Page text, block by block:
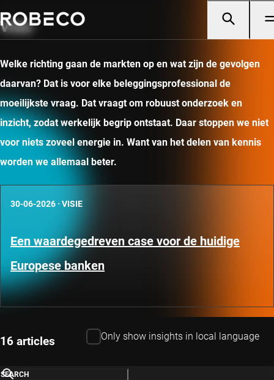
Visie
Welke richting gaan de markten op en wat zijn de gevolgen
daarvan? Dat is voor elke beleggingsprofessional de
moeilijkste vraag. Dat vraagt om robuust onderzoek en
inzicht, zodat werkelijk begrip ontstaat. Daar stoppen we niet
voor niets zoveel energie in. Want van het delen van kennis
worden we allemaal beter.
30-06-2026 · VISIE
Een waardegedreven case voor de huidige
Europese banken
16 articles Only show insights in local language
SEARCH